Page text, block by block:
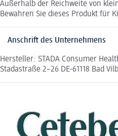
Außerhalb der Reichweite von
Bewahren Sie dieses Produkt für
Anschrift des Unternehmens
Hersteller: STADA Consumer
Stadastraße 2–26 DE-61118 Bad